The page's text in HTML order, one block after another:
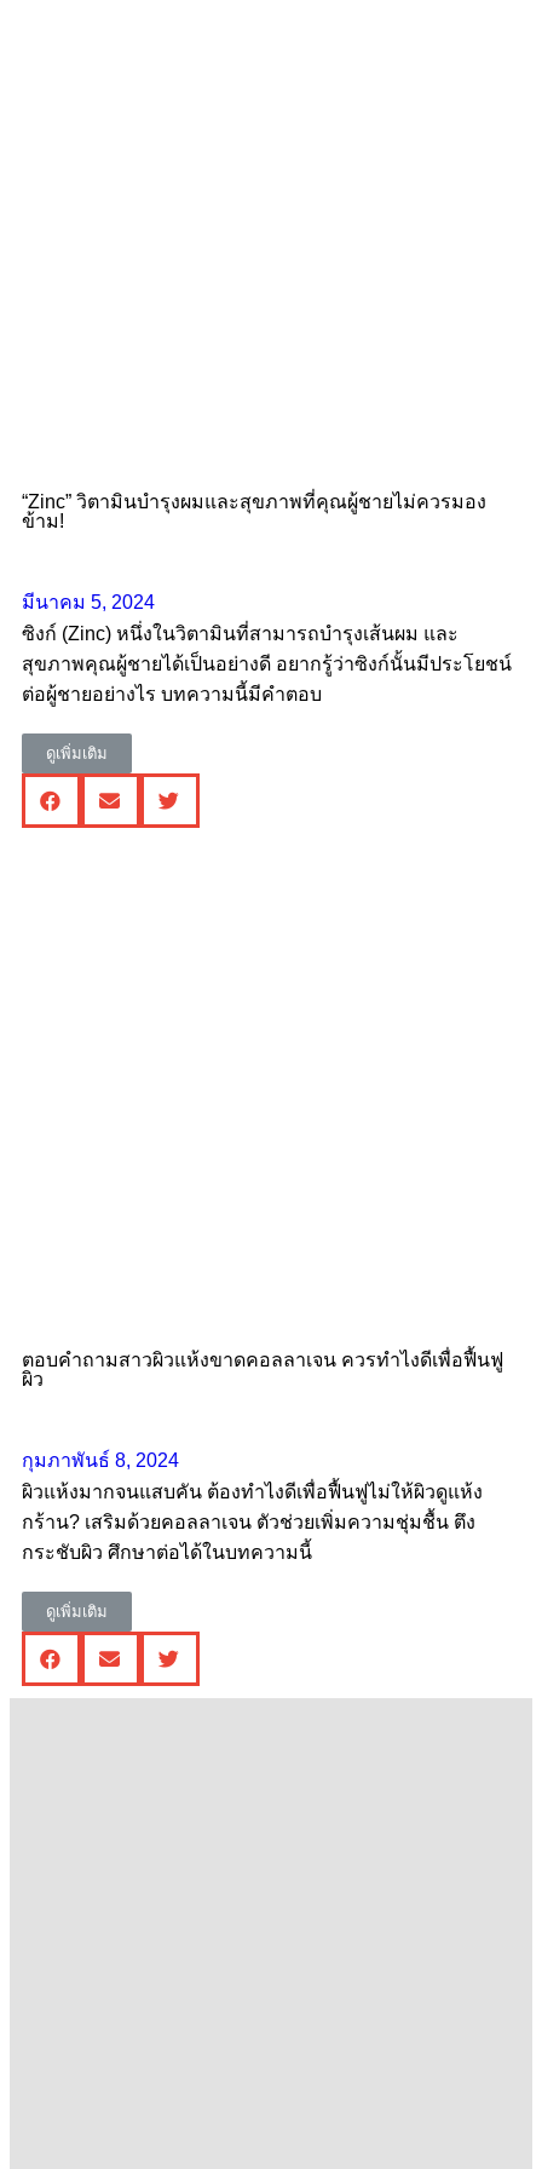
“Zinc” วิตามินบำรุงผมและสุขภาพที่คุณผู้ชายไม่ควรมอง
ข้าม!
มีนาคม 5, 2024
ซิงก์ (Zinc) หนึ่งในวิตามินที่สามารถบำรุงเส้นผม และ
สุขภาพคุณผู้ชายได้เป็นอย่างดี อยากรู้ว่าซิงก์นั้นมีประโยชน์
ต่อผู้ชายอย่างไร บทความนี้มีคำตอบ
ดูเพิ่มเติม
ตอบคำถามสาวผิวแห้งขาดคอลลาเจน ควรทําไงดีเพื่อฟื้นฟู
ผิว
กุมภาพันธ์ 8, 2024
ผิวแห้งมากจนแสบคัน ต้องทำไงดีเพื่อฟื้นฟูไม่ให้ผิวดูแห้ง
กร้าน? เสริมด้วยคอลลาเจน ตัวช่วยเพิ่มความชุ่มชื้น ตึง
กระชับผิว ศึกษาต่อได้ในบทความนี้
ดูเพิ่มเติม